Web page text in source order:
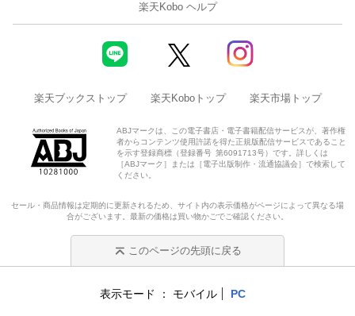
楽天Kobo ヘルプ
楽天ブックストップ 楽天Koboトップ 楽天市場トップ
ABJマークは、この電子書店・電子書籍配信サービスが、著作権
者からコンテンツ使用許諾を得た正規版配信サービスであること
を示す登録商標（登録番号 第6091713号）です。詳しくは
［ABJマーク］または［電子出版制作・流通協議会］で検索して
ください。
セール・商品情報は定期的に更新されるため、サイト内の表示価格がページによって異なる場
合がございます。最新の価格は買い物かごでご確認ください。
このページの先頭に戻る
表示モード モバイル PC